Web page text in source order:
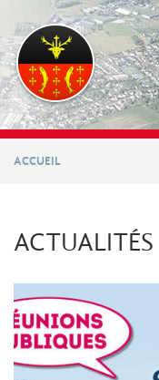
contenu
principal
ACCUEIL
ACTUALITÉS